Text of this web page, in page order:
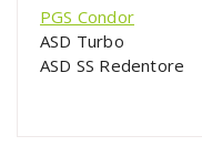
PGS Condor
ASD Turbo
ASD SS Redentore